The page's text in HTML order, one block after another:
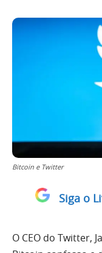
Bitcoin e Twitter
Siga o
O CEO do Twitter,